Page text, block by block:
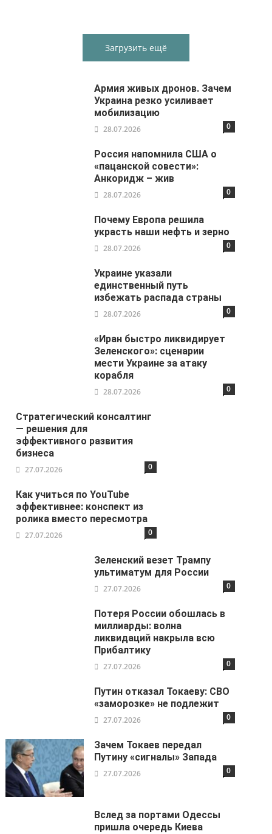
Загрузить ещё
Армия живых дронов. Зачем
Украина резко усиливает
мобилизацию
28.07.2026 0
Россия напомнила США о
«пацанской совести»:
Анкоридж – жив
28.07.2026 0
Почему Европа решила
украсть наши нефть и зерно
28.07.2026 0
Украине указали
единственный путь
избежать распада страны
28.07.2026 0
«Иран быстро ликвидирует
Зеленского»: сценарии
мести Украине за атаку
корабля
28.07.2026 0
Стратегический консалтинг
— решения для
эффективного развития
бизнеса
27.07.2026 0
Как учиться по YouTube
эффективнее: конспект из
ролика вместо пересмотра
27.07.2026 0
Зеленский везет Трампу
ультиматум для России
27.07.2026 0
Потеря России обошлась в
миллиарды: волна
ликвидаций накрыла всю
Прибалтику
27.07.2026 0
Путин отказал Токаеву: СВО
«заморозке» не подлежит
27.07.2026 0
Зачем Токаев передал
Путину «сигналы» Запада
27.07.2026 0
Вслед за портами Одессы
пришла очередь Киева